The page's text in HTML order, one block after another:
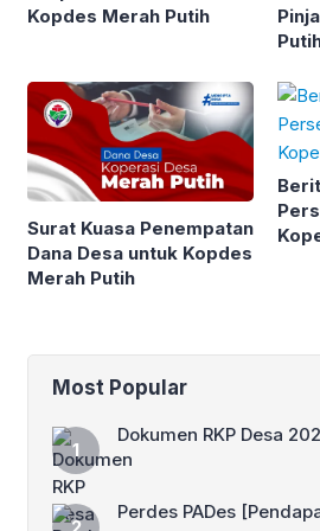
Kopdes Merah Putih
Surat Kuasa Penempatan
Dana Desa untuk Kopdes
Merah Putih
Most Popular
Dokumen RKP Desa
Perdes PADes